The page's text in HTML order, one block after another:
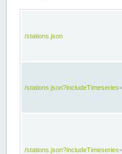
/stations.json
/
/